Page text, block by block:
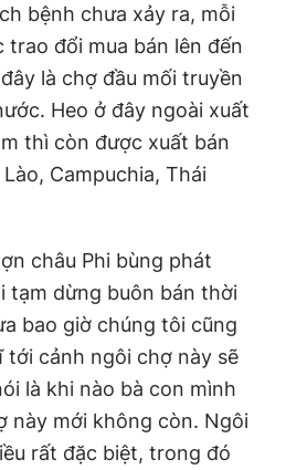
bệnh chưa xảy ra, mỗi
trao đổi mua bán lên đến
là chợ đầu mối truyền
Heo ở đây ngoài xuất
thì còn được xuất bán
Campuchia, Thái
châu Phi bùng phát
tạm dừng buôn bán thời
bao giờ chúng tôi cũng
cảnh ngôi chợ này sẽ
là khi nào bà con mình
này mới không còn. Ngôi
rất đặc biệt, trong đó